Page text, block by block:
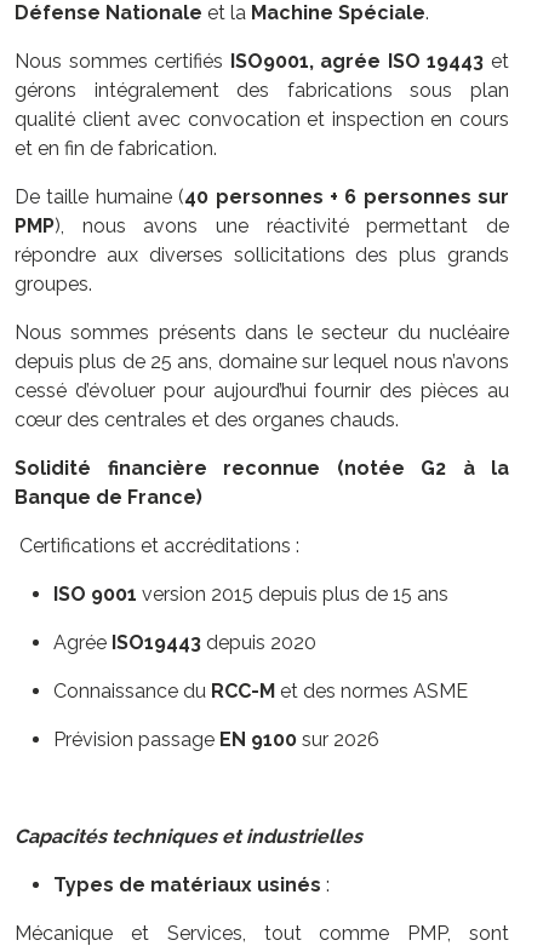
Défense Nationale et la Machine Spéciale.
Nous sommes certifiés ISO9001, agrée ISO 19443 et
gérons intégralement des fabrications sous plan
qualité client avec convocation et inspection en cours
et en fin de fabrication.
De taille humaine (40 personnes + 6 personnes sur
PMP), nous avons une réactivité permettant de
répondre aux diverses sollicitations des plus grands
groupes.
Nous sommes présents dans le secteur du nucléaire
depuis plus de 25 ans, domaine sur lequel nous n’avons
cessé d’évoluer pour aujourd’hui fournir des pièces au
cœur des centrales et des organes chauds.
Solidité financière reconnue (notée G2 à la
Banque de France)
Certifications et accréditations :
ISO 9001 version 2015 depuis plus de 15 ans
Agrée ISO19443 depuis 2020
Connaissance du RCC-M et des normes ASME
Prévision passage EN 9100 sur 2026
Capacités techniques et industrielles
Types de matériaux usinés :
Mécanique et Services, tout comme PMP, sont